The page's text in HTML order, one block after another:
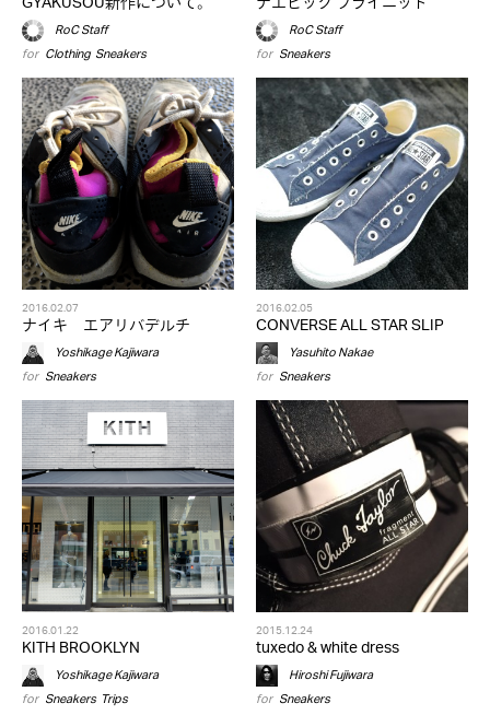
RoC Staff
for Clothing,Sneakers
RoC Staff
for Sneakers
2016.02.07
ナイキ エアリバデルチ
Yoshikage Kajiwara
for Sneakers
2016.02.05
CONVERSE ALL STAR SLIP
Yasuhito Nakae
for Sneakers
2016.01.22
KITH BROOKLYN
Yoshikage Kajiwara
for Sneakers, Trips
2015.12.24
tuxedo & white dress
Hiroshi Fujiwara
for Sneakers